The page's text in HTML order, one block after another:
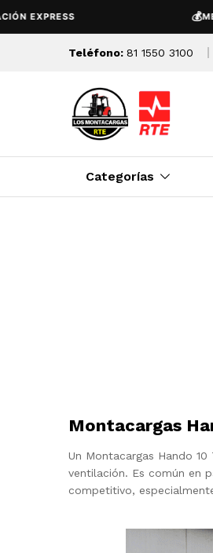
MEJOR
Teléfono: 81 1550 3100
Categorías
Montacargas
Un Montacargas Hando
ventilación. Es común en
competitivo,